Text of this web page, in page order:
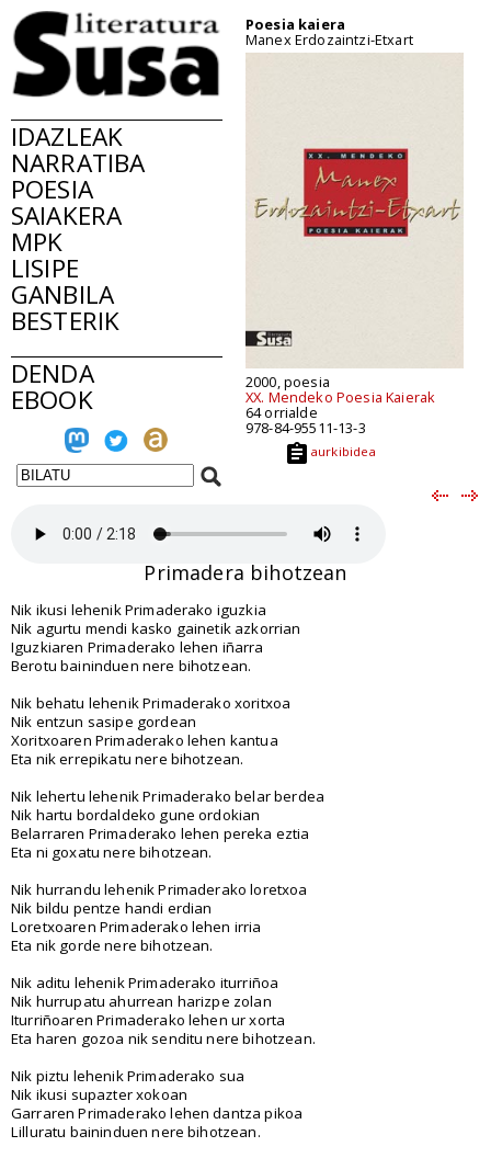
IDAZLEAK
NARRATIBA
POESIA
SAIAKERA
MPK
LISIPE
GANBILA
BESTERIK
DENDA
EBOOK
Poesia kaiera
Manex Erdozaintzi-Etxart
2000, poesia
XX. Mendeko Poesia Kaierak
64 orrialde
978-84-95511-13-3
aurkibidea
Primadera bihotzean
Nik ikusi lehenik Primaderako iguzkia
Nik agurtu mendi kasko gainetik azkorrian
Iguzkiaren Primaderako lehen iñarra
Berotu baininduen nere bihotzean.
Nik behatu lehenik Primaderako xoritxoa
Nik entzun sasipe gordean
Xoritxoaren Primaderako lehen kantua
Eta nik errepikatu nere bihotzean.
Nik lehertu lehenik Primaderako belar berdea
Nik hartu bordaldeko gune ordokian
Belarraren Primaderako lehen pereka eztia
Eta ni goxatu nere bihotzean.
Nik hurrandu lehenik Primaderako loretxoa
Nik bildu pentze handi erdian
Loretxoaren Primaderako lehen irria
Eta nik gorde nere bihotzean.
Nik aditu lehenik Primaderako iturriñoa
Nik hurrupatu ahurrean harizpe zolan
Iturriñoaren Primaderako lehen ur xorta
Eta haren gozoa nik senditu nere bihotzean.
Nik piztu lehenik Primaderako sua
Nik ikusi supazter xokoan
Garraren Primaderako lehen dantza pikoa
Lilluratu baininduen nere bihotzean.